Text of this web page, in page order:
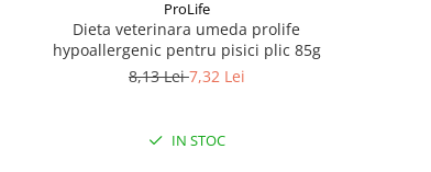
ProLife
Dieta veterinara umeda prolife
hypoallergenic pentru pisici plic 85g
8,13 Lei7,32 Lei
IN STOC